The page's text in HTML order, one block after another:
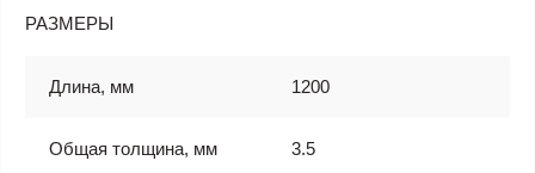
РАЗМЕРЫ
Длина, мм 1200
Общая толщина, мм 3.5